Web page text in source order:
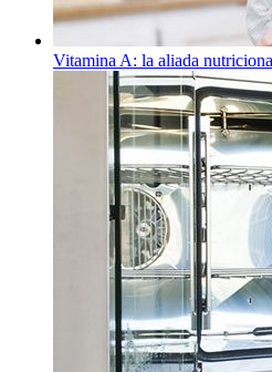
Vitamina A: la aliada